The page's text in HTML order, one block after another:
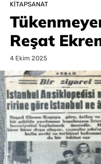
KITAPSANAT
Reşat
4 Ekim 2025